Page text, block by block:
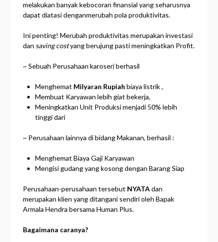
melakukan banyak kebocoran finansial yang seharusnya
dapat diatasi denganmerubah pola produktivitas.
Ini penting! Merubah produktivitas merupakan investasi
dan saving costyang berujung pasti meningkatkan Profit.
~ Sebuah Perusahaan karoseri berhasil
Menghemat Milyaran Rupiah biaya listrik ,
Membuat Karyawan lebih giat bekerja,
Meningkatkan Unit Produksi menjadi 50% lebih
tinggi dari
~ Perusahaan lainnya di bidang Makanan, berhasil :
Menghemat Biaya Gaji Karyawan
Mengisi gudang yang kosong dengan Barang Siap
Perusahaan-perusahaan tersebut NYATAdan
merupakan klien yang ditangani sendiri oleh Bapak
Armala Hendra bersama Human Plus.
Bagaimana caranya?